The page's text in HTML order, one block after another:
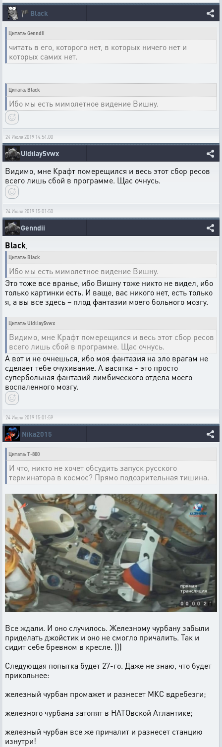
🏴 Black
Цитата: Genndii
читать в его, которого нет, в которых ничего нет и
которых самих нет.
Цитата: Black
Ибо мы есть мимолетное видение Вишну.
24 Июля 2019 14:54:00
Uidtiay5vwx
Видимо, мне Крафт померещился и весь этот сбор ресов
всего лишь сбой в программе. Щас очнусь.
24 Июля 2019 15:01:50
Genndii
Black
Цитата: Black
Ибо мы есть мимолетное видение Вишну.
Это тоже все вранье, ибо Вишну тоже никто не видел, ибо
только картинки есть. И ваще, вас никого нет, есть только
я, а вы все здесь – плод фантазии моего больного мозгу.
Цитата: Uidtiay5vwx
Видимо, мне Крафт померещился и весь этот сбор ресов
всего лишь сбой в программе. Щас очнусь.
А вот и не очнешься, ибо моя фантазия на зло врагам не
сделает тебе очухивание. А васятка - это просто
супербольная фантазий лимбического отдела моего
воспаленного мозгу.
24 Июля 2019 15:01:59
Nika2015
Цитата: T-800
И что, никто не хочет обсудить запуск русского
терминатора в космос? Прямо подозрительная тишина.
Все ждали. И оно случилось. Железному чурбану забыли
приделать джойстик и оно не смогло причалить. Так и
сидит себе бревном в кресле. )))
Следующая попытка будет 27-го. Даже не знаю, что будет
прикольнее:
железный чурбан промажет и разнесет МКС вдребезги;
железного чурбана затопят в НАТОвской Атлантике;
железный чурбан все же причалит и разнесет станцию
изнутри!